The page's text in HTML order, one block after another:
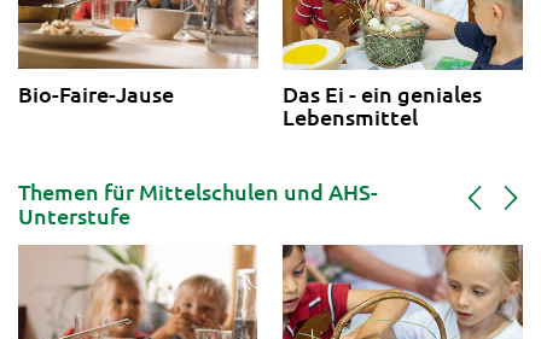
Bio-Faire-Jause
Das Ei - ein geniales
Lebensmittel
Themen für Mittelschulen und AHS-
Unterstufe